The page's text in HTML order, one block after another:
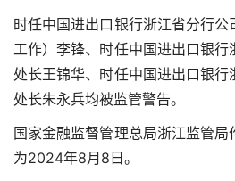
时任中国进出口银行浙江省分行
工作）李锋、时任中国进出口银
处长王锦华、时任中国进出口银
处长朱永兵均被监管警告。
国家金融监督管理总局浙江监管
为2024年8月8日。